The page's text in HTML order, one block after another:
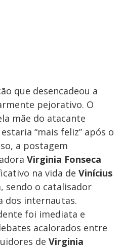
que desencadeou a
pejorativo. O
mãe do atacante
“mais feliz” após o
a postagem
Virginia Fonseca
na vida de Vinícius
sendo o catalisador
dos internautas.
foi imediata e
acalorados entre
de Virginia